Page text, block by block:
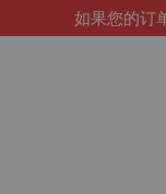
如果您的订